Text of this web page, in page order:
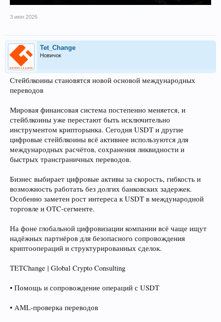
3 июн 2026
Tet_Change
Новичок
Стейблкоины становятся новой основой международных
переводов
Мировая финансовая система постепенно меняется, и
стейблкоины уже перестают быть исключительно
инструментом крипторынка. Сегодня USDT и другие
цифровые стейблкоины всё активнее используются для
международных расчётов, сохранения ликвидности и
быстрых трансграничных переводов.
Бизнес выбирает цифровые активы за скорость, гибкость и
возможность работать без долгих банковских задержек.
Особенно заметен рост интереса к USDT в международной
торговле и OTC-сегменте.
На фоне глобальной цифровизации компании всё чаще ищут
надёжных партнёров для безопасного сопровождения
криптоопераций и структурированных сделок.
TETChange | Global Crypto Consulting
• Помощь и сопровождение операций с USDT
• AML-проверка переводов